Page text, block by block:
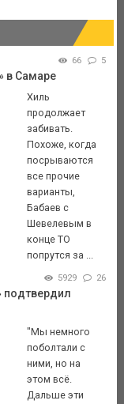
66 5
в Самаре
Хиль
продолжает
забивать.
Похоже, когда
посрываются
все прочие
варианты,
Бабаев с
Шевелевым в
конце ТО
попрутся за ...
5929 26
подтвердил
"Мы немного
поболтали с
ними, но на
этом всё.
Дальше эти